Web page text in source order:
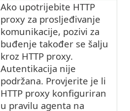
Ako upotrijebite HTTP
proxy za prosljeđivanje
komunikacije, pozivi za
buđenje također se šalju
kroz HTTP proxy.
Autentikacija nije
podržana. Provjerite je li
HTTP proxy konfiguriran
u pravilu agenta na